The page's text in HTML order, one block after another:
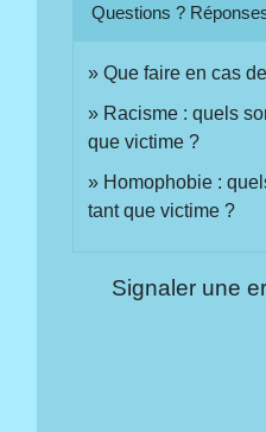
Questions ?
Que faire en cas
Racisme : quels
que victime ?
Homophobie :
tant que victime ?
Signaler une